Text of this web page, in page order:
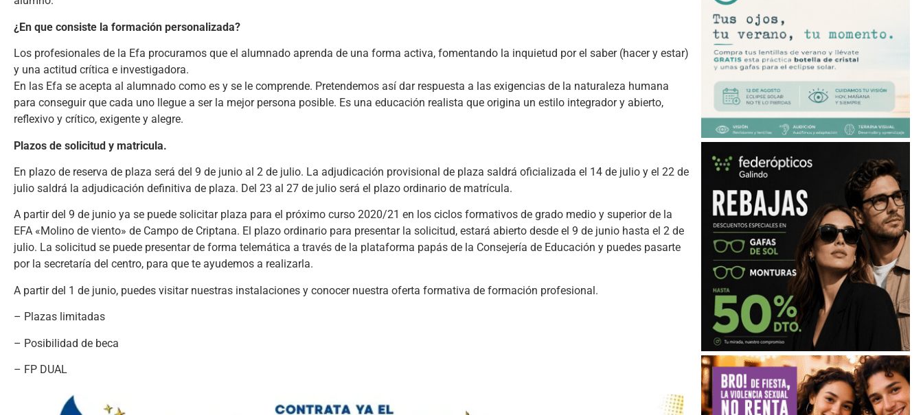
¿En que consiste la formación personalizada?
Los profesionales de la Efa procuramos que el alumnado aprenda de una forma activa, fomentando la inquietud por el saber (hacer y estar)
y una actitud crítica e investigadora.
En las Efa se acepta al alumnado como es y se le comprende. Pretendemos así dar respuesta a las exigencias de la naturaleza humana
para conseguir que cada uno llegue a ser la mejor persona posible. Es una educación realista que origina un estilo integrador y abierto,
reflexivo y crítico, exigente y alegre.
Plazos de solicitud y matricula.
En plazo de reserva de plaza será del 9 de junio al 2 de julio. La adjudicación provisional de plaza saldrá oficializada el 14 de julio y el 22 de
julio saldrá la adjudicación definitiva de plaza. Del 23 al 27 de julio será el plazo ordinario de matrícula.
A partir del 9 de junio ya se puede solicitar plaza para el próximo curso 2020/21 en los ciclos formativos de grado medio y superior de la
EFA «Molino de viento» de Campo de Criptana. El plazo ordinario para presentar la solicitud, estará abierto desde el 9 de junio hasta el 2 de
julio. La solicitud se puede presentar de forma telemática a través de la plataforma papás de la Consejería de Educación y puedes pasarte
por la secretaría del centro, para que te ayudemos a realizarla.
A partir del 1 de junio, puedes visitar nuestras instalaciones y conocer nuestra oferta formativa de formación profesional.
– Plazas limitadas
– Posibilidad de beca
– FP DUAL